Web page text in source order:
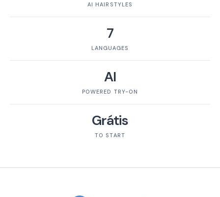
AI HAIRSTYLES
7
LANGUAGES
AI
POWERED TRY-ON
Grátis
TO START